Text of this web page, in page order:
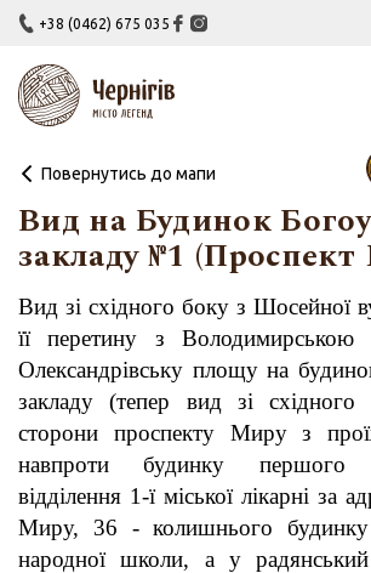
+38 (0462) 675 035
Повернутись до мапи
Вид на Будинок
закладу №1
Вид зі східного боку з Шосейної
її перетину з Володимирською
Олександрівську площу на
закладу (тепер вид зі
сторони проспекту Миру з
навпроти будинку першого
відділення 1-ї міської лікарні за
Миру, 36 - колишнього будинку
народної школи, а у радянський